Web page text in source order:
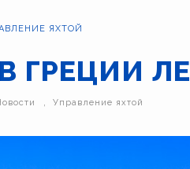
ЯХТОЙ
ГРЕЦИИ
Управление яхтой